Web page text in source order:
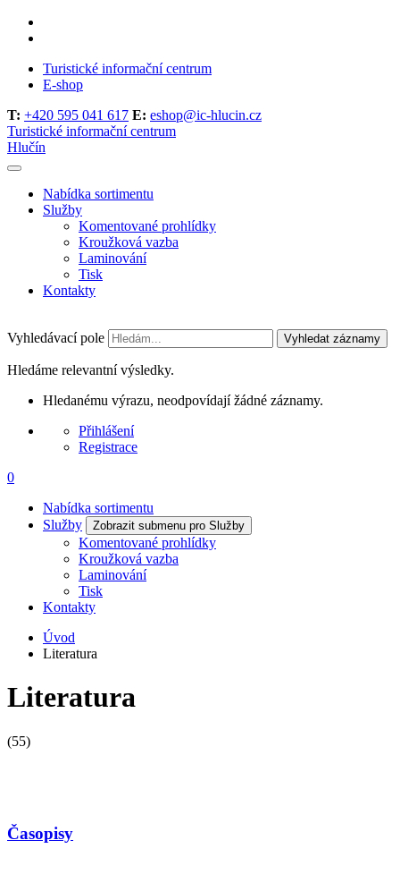
Turistické informační centrum
E-shop
T: +420 595 041 617 E: eshop@ic-hlucin.cz
Turistické informační centrum
Hlučín
Nabídka sortimentu
Služby
Komentované prohlídky
Kroužková vazba
Laminování
Tisk
Kontakty
Vyhledávací pole Vyhledat záznamy
Hledáme relevantní výsledky.
Hledanému výrazu, neodpovídají žádné záznamy.
Přihlášení
Registrace
0
Nabídka sortimentu
Služby
Zobrazit submenu pro Služby
Komentované prohlídky
Kroužková vazba
Laminování
Tisk
Kontakty
Úvod
Literatura
Literatura
(55)
Časopisy